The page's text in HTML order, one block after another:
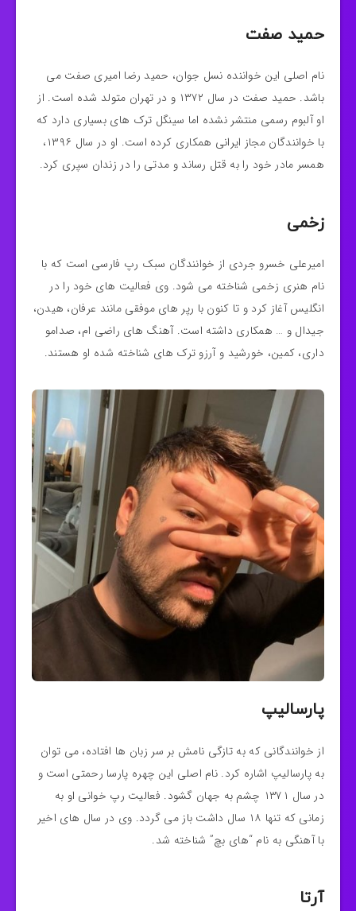
حمید صفت
نام اصلی این خواننده نسل جوان، حمید رضا امیری صفت می
باشد. حمید صفت در سال ۱۳۷۲ و در تهران متولد شده است. از
او آلبوم رسمی منتشر نشده اما سینگل ترک های بسیاری دارد که
با خوانندگان مجاز ایرانی همکاری کرده است. او در سال ۱۳۹۶،
همسر مادر خود را به قتل رساند و مدتی را در زندان سپری کرد.
زخمی
امیرعلی خسرو جردی از خوانندگان سبک رپ فارسی است که با
نام هنری زخمی شناخته می شود. وی فعالیت های خود را در
انگلیس آغاز کرد و تا کنون با رپر های موفقی مانند عرفان، هیدن،
جیدال و … همکاری داشته است. آهنگ های راضی ام، صدامو
داری، کمین، خورشید و آرزو ترک های شناخته شده او هستند.
پارسالیپ
از خوانندگانی که به تازگی نامش بر سر زبان ها افتاده، می توان
به پارسالیپ اشاره کرد. نام اصلی این چهره پارسا رحمتی است و
در سال ۱۳۷۱ چشم به جهان گشود. فعالیت رپ خوانی او به
زمانی که تنها ۱۸ سال داشت باز می گردد. وی در سال های اخیر
با آهنگی به نام “های بچ” شناخته شد.
آرتا